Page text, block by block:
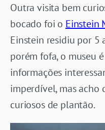
Outra visita bem
bocado foi o Einstein
Einstein residiu por 5
porém fofa, o museu
informações
imperdível, mas acho
curiosos de plantão.